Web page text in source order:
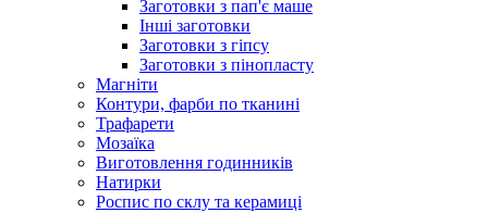
Заготовки з пап'є маше
Інші заготовки
Заготовки з гіпсу
Заготовки з пінопласту
Магніти
Контури, фарби по тканині
Трафарети
Мозаїка
Виготовлення годинників
Натирки
Роспис по склу та керамиці